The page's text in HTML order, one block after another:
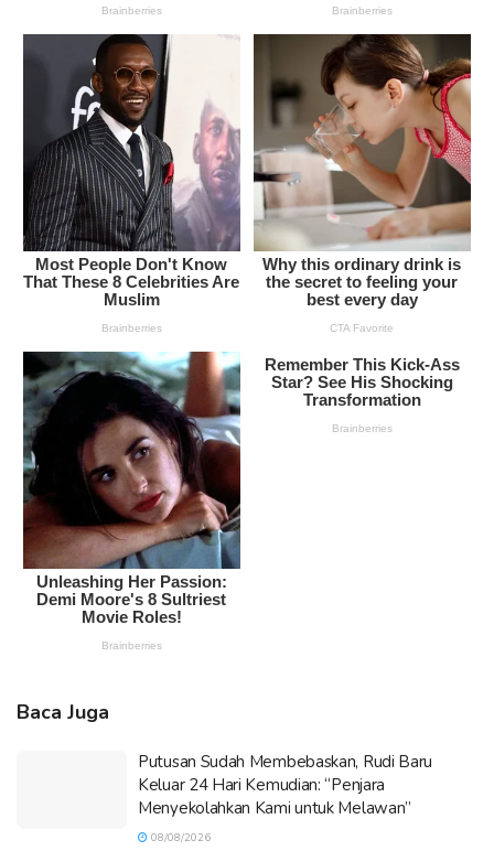
Baca Juga
Putusan Sudah Membebaskan, Rudi Baru
Keluar 24 Hari Kemudian: “Penjara
Menyekolahkan Kami untuk Melawan”
08/08/2026